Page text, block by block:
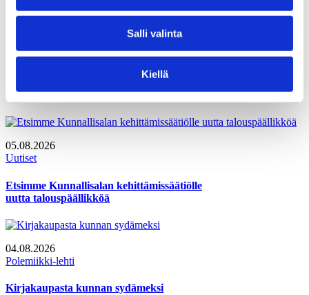
Salli valinta
Kiellä
Älä jää yksin – kuntia on helpompi kehittää KAKSin.
Liity kuntakentän kuplivaan ja kehittävimpään
tutkijoiden, tekijöiden ja toteuttajien yhteisöön.
Ajankohtaista
05.08.2026
Uutiset
Etsimme Kunnallisalan kehittämissäätiölle
uutta talouspäällikköä
04.08.2026
Polemiikki-lehti
Kirjakaupasta kunnan sydämeksi